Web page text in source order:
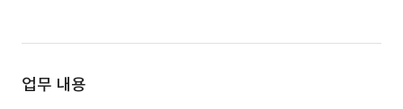
업무 내용